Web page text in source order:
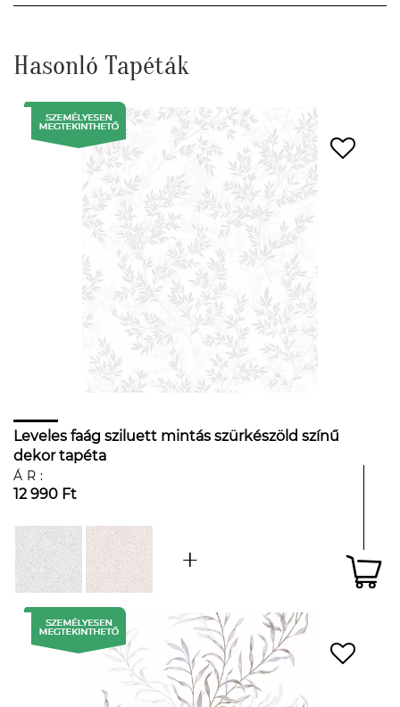
Hasonló Tapéták
Leveles faág sziluett mintás szürkészöld színű
dekor tapéta
ÁR:
12 990 Ft